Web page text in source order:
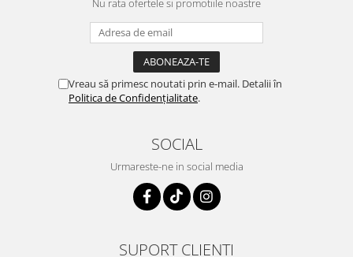
Nu rata ofertele si promotiile noastre
Vreau să primesc noutati prin e-mail. Detalii în
Politica de Confidențialitate.
SOCIAL
Urmareste-ne in social media
SUPORT CLIENTI